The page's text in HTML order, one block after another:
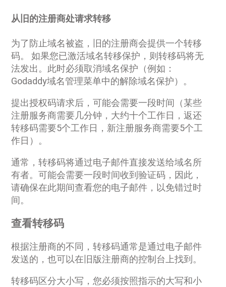
从旧的注册商处请求转移
为了防止域名被盗，旧的注册商会提供一个转移
码。 如果您已激活域名转移保护，则转移码将无
法发出。此时必须取消域名保护（例如：
Godaddy域名管理菜单中的解除域名保护）。
提出授权码请求后，可能会需要一段时间（某些
注册服务商需要几分钟，大约十个工作日，返还
转移码需要5个工作日，新注册服务商需要5个工
作日）。
通常，转移码将通过电子邮件直接发送给域名所
有者。可能会需要一段时间收到验证码，因此，
请确保在此期间查看您的电子邮件，以免错过时
间。
查看转移码
根据注册商的不同，转移码通常是通过电子邮件
发送的，也可以在旧版注册商的控制台上找到。
转移码区分大小写，您必须按照指示的大写和小